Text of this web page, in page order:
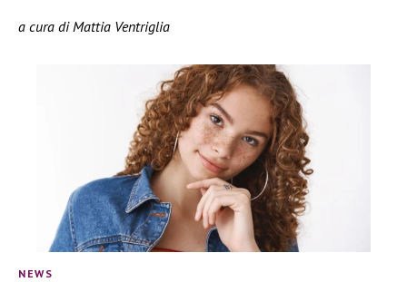
a cura di Mattia Ventriglia
NEWS